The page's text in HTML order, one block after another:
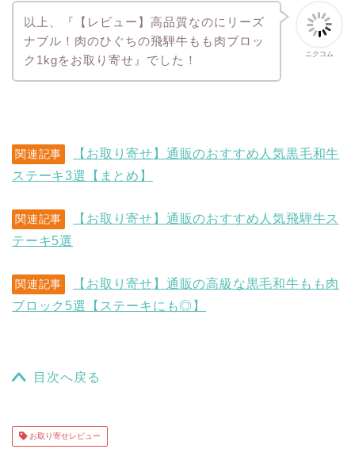
ニクコム
以上、『【レビュー】高品質なのにリーズ
ナブル！肉のひぐちの飛騨牛もも肉ブロッ
ク1kgをお取り寄せ』でした！
関連記事
【お取り寄せ】通販のおすすめ人気黒毛和牛
ステーキ3選【まとめ】
関連記事
【お取り寄せ】通販のおすすめ人気飛騨牛ス
テーキ5選
関連記事
【お取り寄せ】通販の高級な黒毛和牛もも肉
ブロック5選【ステーキにも◎】
目次へ戻る
お取り寄せレビュー